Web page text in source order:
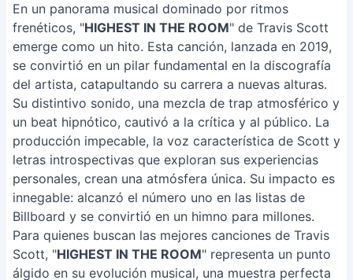
En un panorama musical dominado por ritmos
frenéticos, "HIGHEST IN THE ROOM" de Travis Scott
emerge como un hito. Esta canción, lanzada en 2019,
se convirtió en un pilar fundamental en la discografía
del artista, catapultando su carrera a nuevas alturas.
Su distintivo sonido, una mezcla de trap atmosférico y
un beat hipnótico, cautivó a la crítica y al público. La
producción impecable, la voz característica de Scott y
letras introspectivas que exploran sus experiencias
personales, crean una atmósfera única. Su impacto es
innegable: alcanzó el número uno en las listas de
Billboard y se convirtió en un himno para millones.
Para quienes buscan las mejores canciones de Travis
Scott, "HIGHEST IN THE ROOM" representa un punto
álgido en su evolución musical, una muestra perfecta